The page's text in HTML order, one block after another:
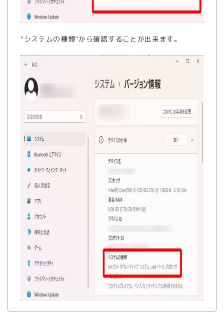
”システムの種類”から確認することが出来ます。